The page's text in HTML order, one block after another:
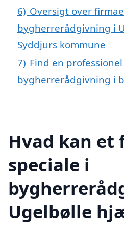
6) Oversigt over
bygherrerådgivning i
Syddjurs kommune
7) Find en
bygherrerådgivning i
Hvad kan et
speciale i
Ugelbølle